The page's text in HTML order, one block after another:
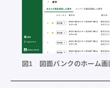
図1 図面バンクのホーム画